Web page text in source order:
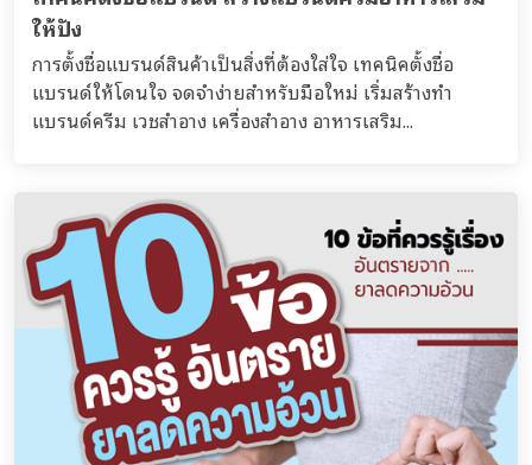
ให้ปัง
การตั้งชื่อแบรนด์สินค้าเป็นสิ่งที่ต้องใส่ใจ เทคนิคตั้งชื่อ
แบรนด์ให้โดนใจ จดจำง่ายสำหรับมือใหม่ เริ่มสร้างทำ
แบรนด์ครีม เวชสำอาง เครื่องสำอาง อาหารเสริม...